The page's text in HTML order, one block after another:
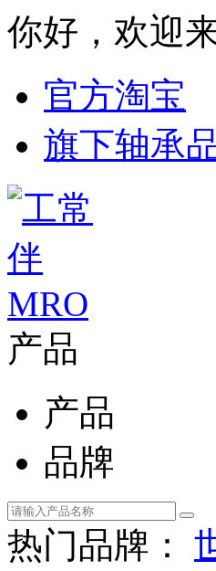
你好，欢迎
官方淘宝
旗下轴承
产品
产品
品牌
热门品牌：